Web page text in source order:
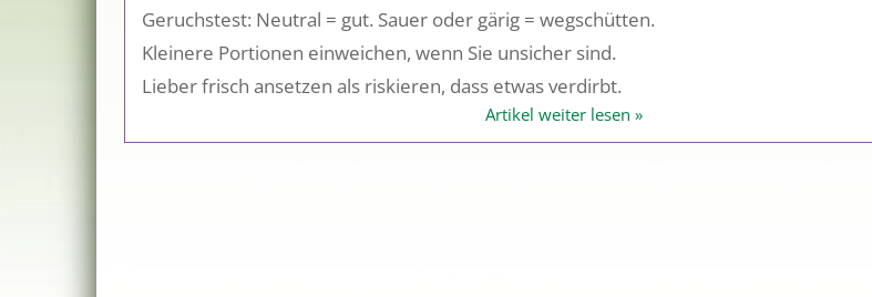
Geruchstest: Neutral = gut. Sauer oder gärig = wegschütten.
Kleinere Portionen einweichen, wenn Sie unsicher sind.
Lieber frisch ansetzen als riskieren, dass etwas verdirbt.
Artikel weiter lesen »